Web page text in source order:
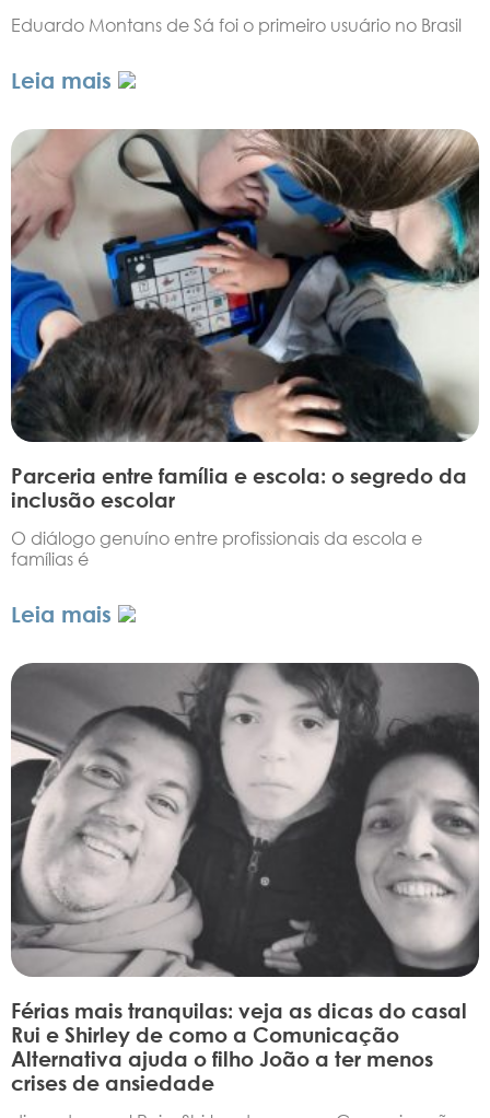
Eduardo Montans de Sá foi o primeiro usuário no Brasil
Leia mais
Parceria entre família e escola: o segredo da
inclusão escolar
O diálogo genuíno entre profissionais da escola e
famílias é
Leia mais
Férias mais tranquilas: veja as dicas do casal
Rui e Shirley de como a Comunicação
Alternativa ajuda o filho João a ter menos
crises de ansiedade